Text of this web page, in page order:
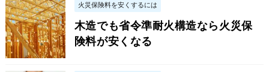
火災保険料を安くするには
木造でも省令準耐火構造なら火災保
険料が安くなる